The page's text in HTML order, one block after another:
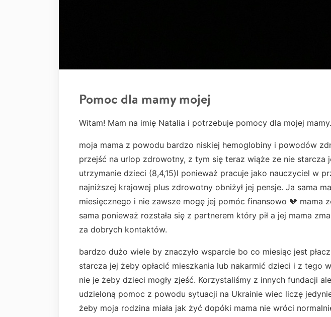
Pomoc dla mamy mojej
Witam! Mam na imię Natalia i potrzebuje pomocy dla mojej mamy.
moja mama z powodu bardzo niskiej hemoglobiny i powodów
przejść na urlop zdrowotny, z tym się teraz wiąże ze nie starcza
utrzymanie dzieci (8,4,15)l ponieważ pracuje jako nauczyciel w
najniższej krajowej plus zdrowotny obniżył jej pensje. Ja sama
miesięcznego i nie zawsze mogę jej pomóc finansowo 💔 mama
sama ponieważ rozstała się z partnerem który pił a jej mama
za dobrych kontaktów.
bardzo dużo wiele by znaczyło wsparcie bo co miesiąc jest
starcza jej żeby opłacić mieszkania lub nakarmić dzieci i z tego
nie je żeby dzieci mogły zjeść. Korzystaliśmy z innych fundacji
udzieloną pomoc z powodu sytuacji na Ukrainie wiec liczę
żeby moja rodzina miała jak żyć dopóki mama nie wróci